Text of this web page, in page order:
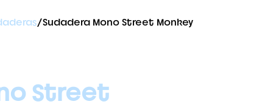
Sudadera Mono Street Monkey
Street